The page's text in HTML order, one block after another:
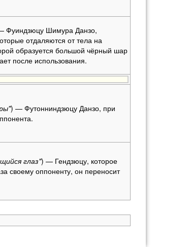
Фуиндзюцу Шимура Данзо,
отдаляются от тела на
образуется большой чёрный шар
после использования.
) — Футонниндзюцу Данзо, при
глаз") — Гендзюцу, которое
своему оппоненту, он переносит